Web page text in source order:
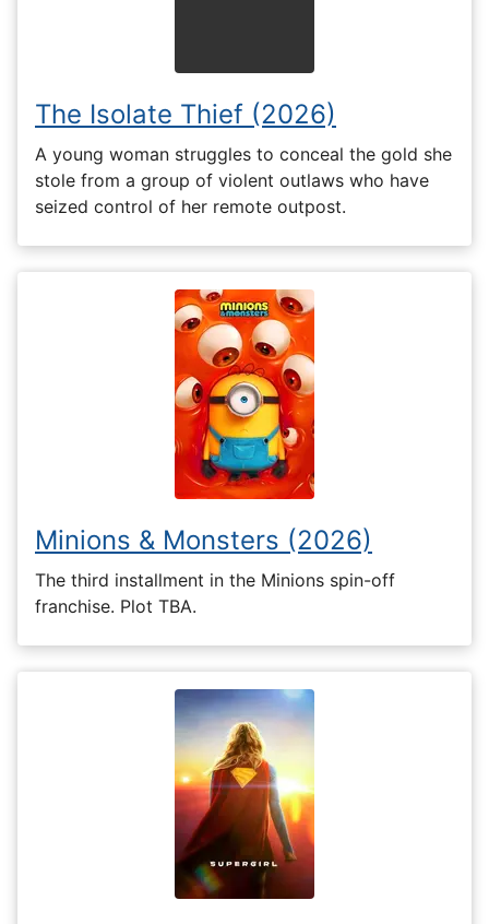
The Isolate Thief (2026)
A young woman struggles to conceal the gold she
stole from a group of violent outlaws who have
seized control of her remote outpost.
Minions & Monsters (2026)
The third installment in the Minions spin-off
franchise. Plot TBA.